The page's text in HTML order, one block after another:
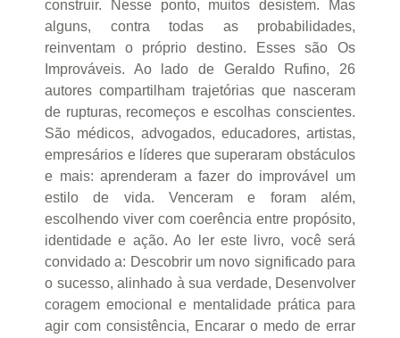
construir. Nesse ponto, muitos desistem. Mas
alguns, contra todas as probabilidades,
reinventam o próprio destino. Esses são Os
Improváveis. Ao lado de Geraldo Rufino, 26
autores compartilham trajetórias que nasceram
de rupturas, recomeços e escolhas conscientes.
São médicos, advogados, educadores, artistas,
empresários e líderes que superaram obstáculos
e mais: aprenderam a fazer do improvável um
estilo de vida. Venceram e foram além,
escolhendo viver com coerência entre propósito,
identidade e ação. Ao ler este livro, você será
convidado a: Descobrir um novo significado para
o sucesso, alinhado à sua verdade, Desenvolver
coragem emocional e mentalidade prática para
agir com consistência, Encarar o medo de errar